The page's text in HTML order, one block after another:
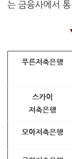
는 금융사에서
푸른저축은행
스카이
저축은행
모아저축은행